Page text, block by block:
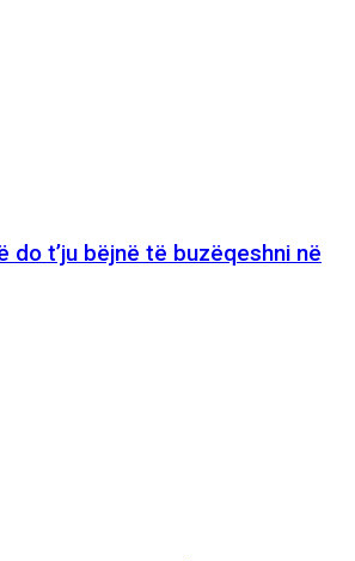
do t’ju bëjnë të buzëqeshni në